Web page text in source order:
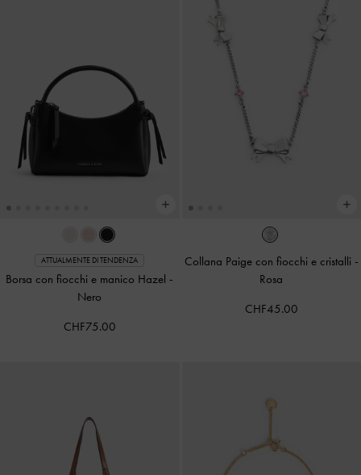
ATTUALMENTE DI TENDENZA
Borsa con fiocchi e manico Hazel -
Nero
CHF75.00
Collana Paige con fiocchi e cristalli -
Rosa
CHF45.00